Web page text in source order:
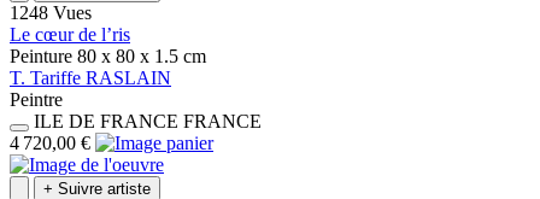
1248 Vues
Le cœur de l’ris
Peinture 80 x 80 x 1.5 cm
T. Tariffe RASLAIN
Peintre
ILE DE FRANCE FRANCE
4 720,00 €
+ Suivre artiste